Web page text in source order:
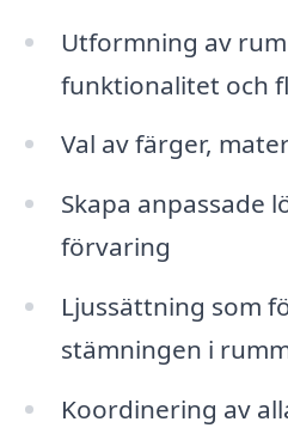
Utformning av
funktionalitet och
Val av färger,
Skapa anpassade
förvaring
Ljussättning som
stämningen i
Koordinering av